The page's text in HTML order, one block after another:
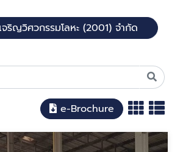
ริญวิศวกรรมโลหะ (2001) จำกัด
e-Brochure